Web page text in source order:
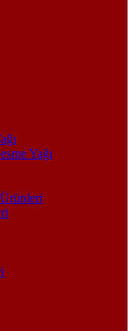
Yağı